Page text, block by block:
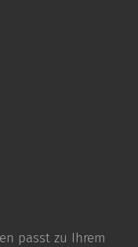
passt zu Ihrem